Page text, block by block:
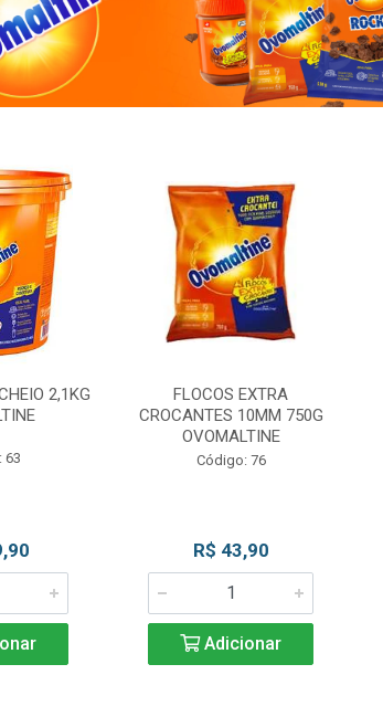
2,1KG
63
FLOCOS EXTRA
CROCANTES 10MM 750G
OVOMALTINE
Código: 76
R$ 43,90
Adicionar